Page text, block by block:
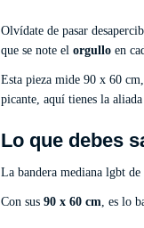
Olvídate de pasar
que se note el orgullo en
Esta pieza mide 90 x 60
picante, aquí tienes la
Lo que debes
La bandera mediana lgbt de
Con sus 90 x 60 cm, es lo